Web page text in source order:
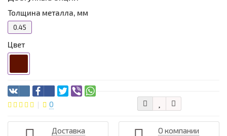
Толщина металла, мм
0.45
Цвет
0
Доставка О компании